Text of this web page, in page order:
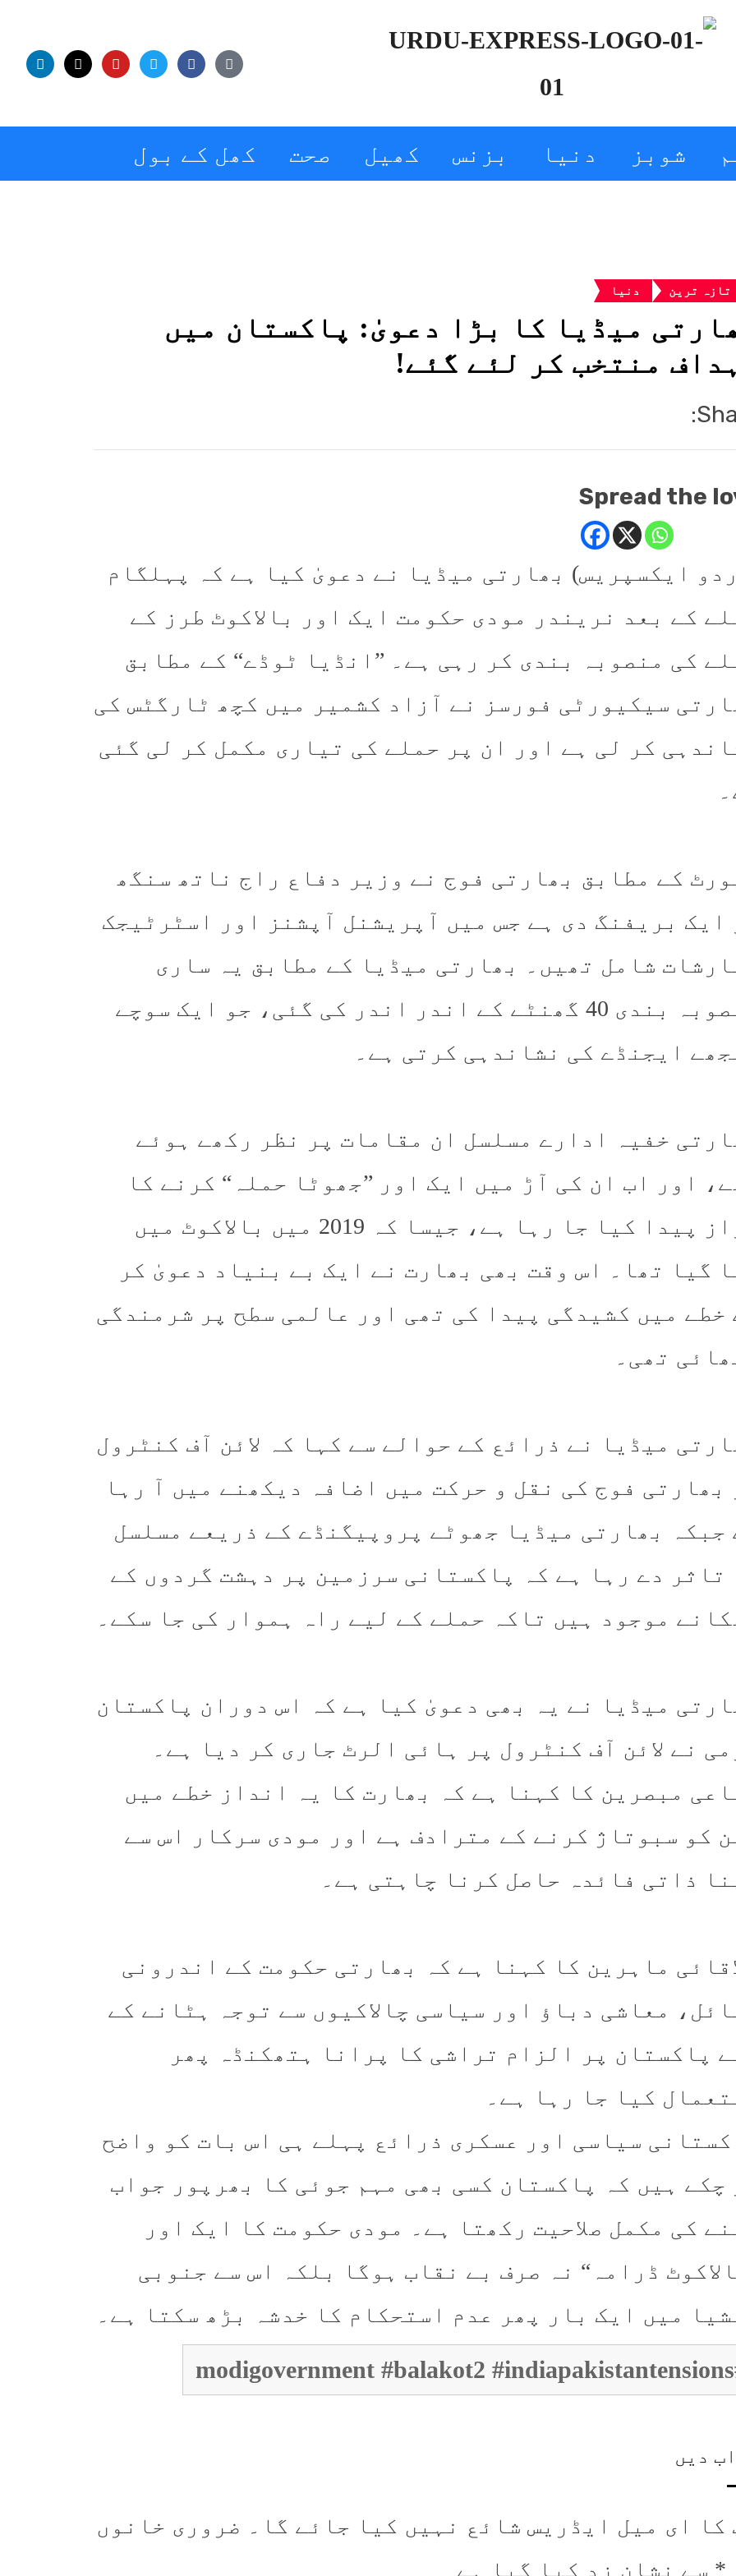
شوبز دنیا بزنس کھیل صحت کھل کے بول
تازہ ترین دنیا
میڈیا کا بڑا دعویٰ: پاکستان میں
منتخب کر لئے گئے!
Spread the
ایکسپریس) بھارتی میڈیا نے دعویٰ کیا ہے کہ پہلگام
کے بعد نریندر مودی حکومت ایک اور بالاکوٹ طرز کے
کی منصوبہ بندی کر رہی ہے۔ ”انڈیا ٹوڈے“ کے مطابق
سیکیورٹی فورسز نے آزاد کشمیر میں کچھ ٹارگٹس کی
کر لی ہے اور ان پر حملے کی تیاری مکمل کر لی گئی
کے مطابق بھارتی فوج نے وزیر دفاع راج ناتھ سنگھ
ایک بریفنگ دی ہے جس میں آپریشنل آپشنز اور اسٹرٹیجک
شامل تھیں۔ بھارتی میڈیا کے مطابق یہ ساری
منصوبہ بندی 40 گھنٹے کے اندر اندر کی گئی، جو ایک سوچے
ایجنڈے کی نشاندہی کرتی ہے۔
خفیہ ادارے مسلسل ان مقامات پر نظر رکھے ہوئے
اور اب ان کی آڑ میں ایک اور ”جھوٹا حملہ“ کرنے کا
جواز پیدا کیا جا رہا ہے، جیسا کہ 2019 میں بالاکوٹ میں
گیا تھا۔ اس وقت بھی بھارت نے ایک بے بنیاد دعویٰ کر
خطے میں کشیدگی پیدا کی تھی اور عالمی سطح پر شرمندگی
تھی۔
میڈیا نے ذرائع کے حوالے سے کہا کہ لائن آف کنٹرول
بھارتی فوج کی نقل و حرکت میں اضافہ دیکھنے میں آ رہا
جبکہ بھارتی میڈیا جھوٹے پروپیگنڈے کے ذریعے مسلسل
تاثر دے رہا ہے کہ پاکستانی سرزمین پر دہشت گردوں کے
موجود ہیں تاکہ حملے کے لیے راہ ہموار کی جا سکے۔
میڈیا نے یہ بھی دعویٰ کیا ہے کہ اس دوران پاکستان
نے لائن آف کنٹرول پر ہائی الرٹ جاری کر دیا ہے۔
مبصرین کا کہنا ہے کہ بھارت کا یہ انداز خطے میں
کو سبوتاژ کرنے کے مترادف ہے اور مودی سرکار اس سے
ذاتی فائدہ حاصل کرنا چاہتی ہے۔
ماہرین کا کہنا ہے کہ بھارتی حکومت کے اندرونی
معاشی دباؤ اور سیاسی چالاکیوں سے توجہ ہٹانے کے
پاکستان پر الزام تراشی کا پرانا ہتھکنڈہ پھر
کیا جا رہا ہے۔
سیاسی اور عسکری ذرائع پہلے ہی اس بات کو واضح
چکے ہیں کہ پاکستان کسی بھی مہم جوئی کا بھرپور جواب
کی مکمل صلاحیت رکھتا ہے۔ مودی حکومت کا ایک اور
ڈرامہ“ نہ صرف بے نقاب ہوگا بلکہ اس سے جنوبی
میں ایک بار پھر عدم استحکام کا خدشہ بڑھ سکتا ہے۔
دیں
کا ای میل ایڈریس شائع نہیں کیا جائے گا۔ ضروری خانوں
* سے نشان زد کیا گیا ہے